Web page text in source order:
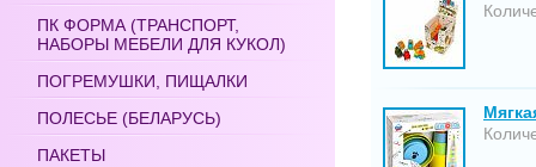
ПК ФОРМА (ТРАНСПОРТ,
НАБОРЫ МЕБЕЛИ ДЛЯ КУКОЛ)
ПОГРЕМУШКИ, ПИЩАЛКИ
ПОЛЕСЬЕ (БЕЛАРУСЬ)
ПАКЕТЫ